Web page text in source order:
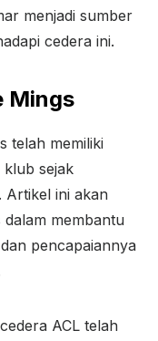
menjadi sumber
cedera ini.
Mings
telah memiliki
klub sejak
Artikel ini akan
membantu
pencapaiannya
ACL telah